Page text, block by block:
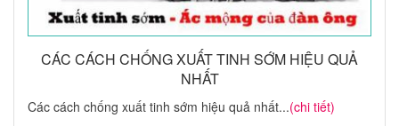
CÁC CÁCH CHỐNG XUẤT TINH SỚM HIỆU QUẢ
NHẤT
Các cách chống xuất tinh sớm hiệu quả nhất...(chi tiết)